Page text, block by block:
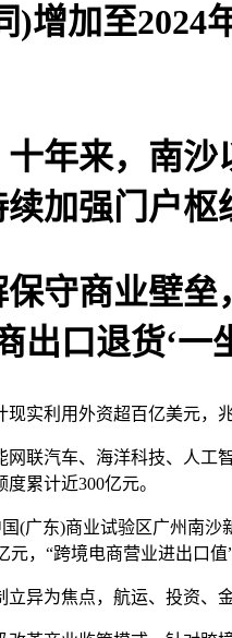
)增加至2024
来，南沙
加强门户枢
商业壁垒
口退货‘一
利用外资超百亿美元，
汽车、海洋科技、人工
累计近300亿元。
东)商业试验区广州南沙
，“跨境电商营业进出口值
为焦点，航运、投资、